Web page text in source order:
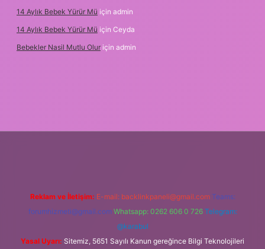
14 Aylık Bebek Yürür Mü için admin
14 Aylık Bebek Yürür Mü için Ceyda
Bebekler Nasil Mutlu Olur için admin
Reklam ve İletişim: E-mail: backlinkpaneli@gmail.com Teams:
forumhizmeti@gmail.com Whatsapp: 0262 606 0 726 Telegram:
@karabul
Yasal Uyarı: Sitemiz, 5651 Sayılı Kanun gereğince Bilgi Teknolojileri